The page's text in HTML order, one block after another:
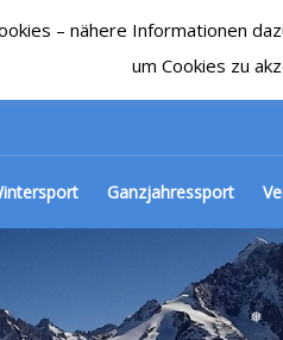
CLUB
Ganzjahressport
– nähere Informationen
um Cookies zu